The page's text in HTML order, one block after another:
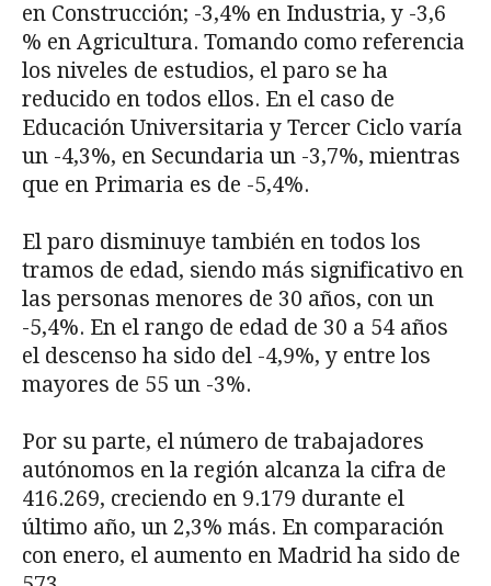
en Construcción; -3,4% en Industria, y -3,6
% en Agricultura. Tomando como referencia
los niveles de estudios, el paro se ha
reducido en todos ellos. En el caso de
Educación Universitaria y Tercer Ciclo varía
un -4,3%, en Secundaria un -3,7%, mientras
que en Primaria es de -5,4%.
El paro disminuye también en todos los
tramos de edad, siendo más significativo en
las personas menores de 30 años, con un
-5,4%. En el rango de edad de 30 a 54 años
el descenso ha sido del -4,9%, y entre los
mayores de 55 un -3%.
Por su parte, el número de trabajadores
autónomos en la región alcanza la cifra de
416.269, creciendo en 9.179 durante el
último año, un 2,3% más. En comparación
con enero, el aumento en Madrid ha sido de